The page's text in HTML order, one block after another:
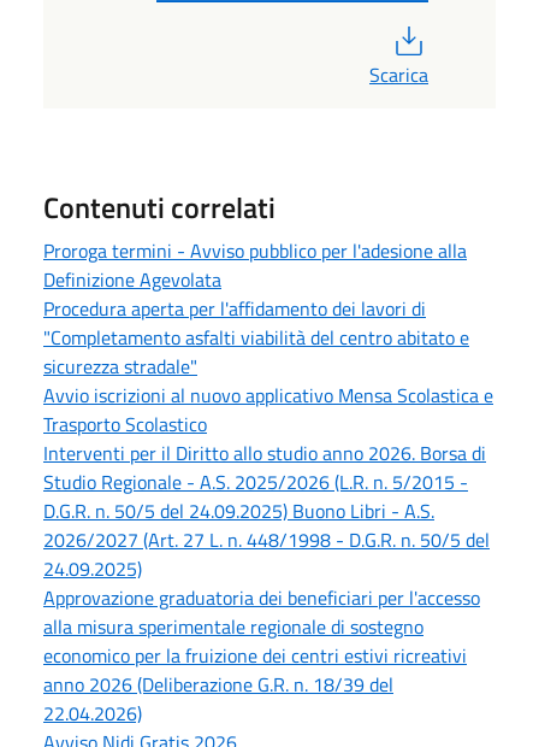
Scarica
Contenuti correlati
Proroga termini - Avviso pubblico per l'adesione alla
Definizione Agevolata
Procedura aperta per l'affidamento dei lavori di
"Completamento asfalti viabilità del centro abitato e
sicurezza stradale"
Avvio iscrizioni al nuovo applicativo Mensa Scolastica e
Trasporto Scolastico
Interventi per il Diritto allo studio anno 2026. Borsa di
Studio Regionale - A.S. 2025/2026 (L.R. n. 5/2015 -
D.G.R. n. 50/5 del 24.09.2025) Buono Libri - A.S.
2026/2027 (Art. 27 L. n. 448/1998 - D.G.R. n. 50/5 del
24.09.2025)
Approvazione graduatoria dei beneficiari per l'accesso
alla misura sperimentale regionale di sostegno
economico per la fruizione dei centri estivi ricreativi
anno 2026 (Deliberazione G.R. n. 18/39 del
22.04.2026)